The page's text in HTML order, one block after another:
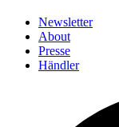
Newsletter
About
Presse
Händler